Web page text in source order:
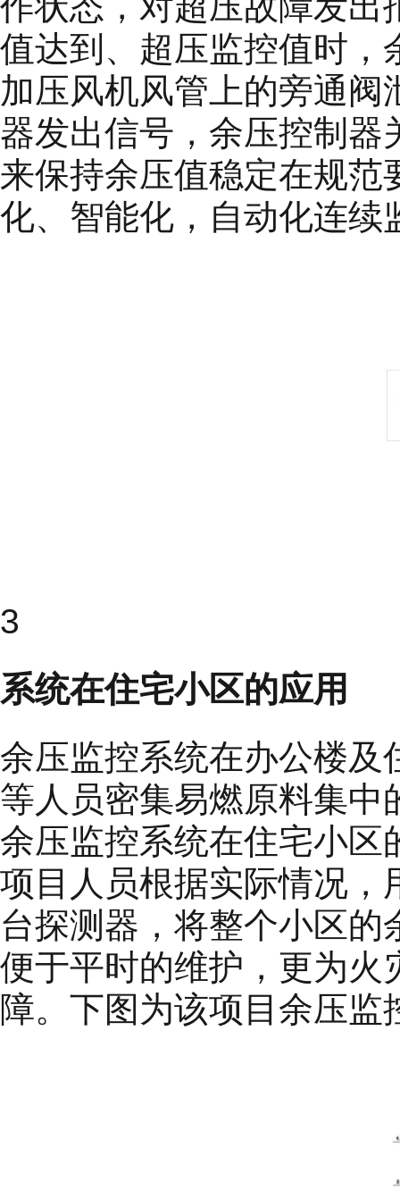
值达到、超压监控值时，
加压风机风管上的旁通
器发出信号，余压控制器
来保持余压值稳定在规范
化、智能化，自动化连续
3
系统在住宅小区的应用
余压监控系统在办公楼及
等人员密集易燃原料集中
余压监控系统在住宅小
项目人员根据实际情况，
台探测器，将整个小区
便于平时的维护，更为火
障。下图为该项目余压